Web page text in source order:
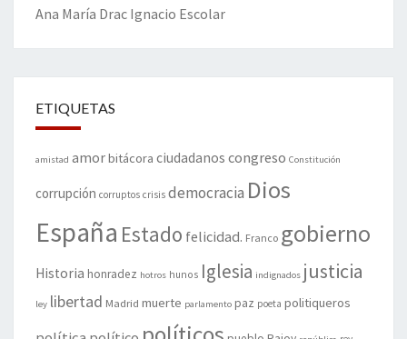
Ana María Drac Ignacio Escolar
ETIQUETAS
amistad amorbitácora ciudadanos congreso Constitución
corrupción corruptos crisis democracia Dios
España Estado felicidad. Franco gobierno
Historia honradez hotros hunos Iglesia indignados justicia
ley libertad Madrid muerte parlamento paz poeta politiqueros